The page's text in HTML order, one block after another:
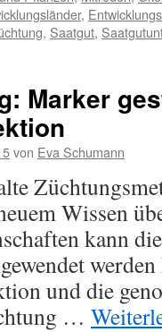
,
, Saatgut,
Marker
von Eva Schumann
Wissen
kann
und die
…